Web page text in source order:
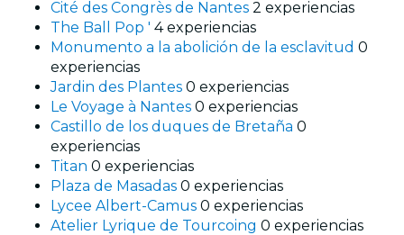
Cité des Congrès de Nantes 2 experiencias
The Ball Pop ' 4 experiencias
Monumento a la abolición de la esclavitud 0
experiencias
Jardin des Plantes 0 experiencias
Le Voyage à Nantes 0 experiencias
Castillo de los duques de Bretaña 0
experiencias
Titan 0 experiencias
Plaza de Masadas 0 experiencias
Lycee Albert-Camus 0 experiencias
Atelier Lyrique de Tourcoing 0 experiencias